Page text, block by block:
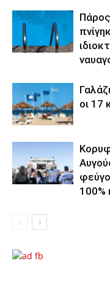
οι 17